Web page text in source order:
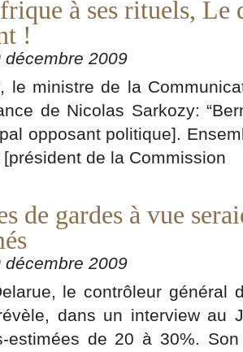
à ses rituels, Le
!
2009
le ministre de la
de Nicolas Sarkozy:
opposant politique].
de la Commission
de gardes à vue
2009
le contrôleur général
dans un interview au
estimées de 20 à 30%.